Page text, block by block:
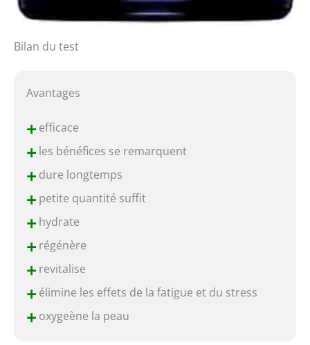
Bilan du test
Avantages
+efficace
+les bénéfices se remarquent
+dure longtemps
+petite quantité suffit
+hydrate
+régénère
+revitalise
+élimine les effets de la fatigue et du stress
+oxygeène la peau